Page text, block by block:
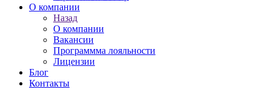
О компании
Назад
О компании
Вакансии
Программма лояльности
Лицензии
Блог
Контакты